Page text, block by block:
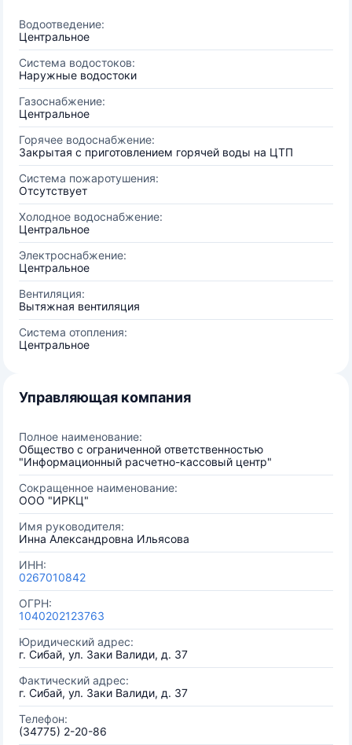
Водоотведение:
Центральное
Система водостоков:
Наружные водостоки
Газоснабжение:
Центральное
Горячее водоснабжение:
Закрытая с приготовлением горячей воды на ЦТП
Система пожаротушения:
Отсутствует
Холодное водоснабжение:
Центральное
Электроснабжение:
Центральное
Вентиляция:
Вытяжная вентиляция
Система отопления:
Центральное
Управляющая компания
Полное наименование:
Общество с ограниченной ответственностью
"Информационный расчетно-кассовый центр"
Сокращенное наименование:
ООО "ИРКЦ"
Имя руководителя:
Инна Александровна Ильясова
ИНН:
0267010842
ОГРН:
1040202123763
Юридический адрес:
г. Сибай, ул. Заки Валиди, д. 37
Фактический адрес:
г. Сибай, ул. Заки Валиди, д. 37
Телефон:
(34775) 2-20-86